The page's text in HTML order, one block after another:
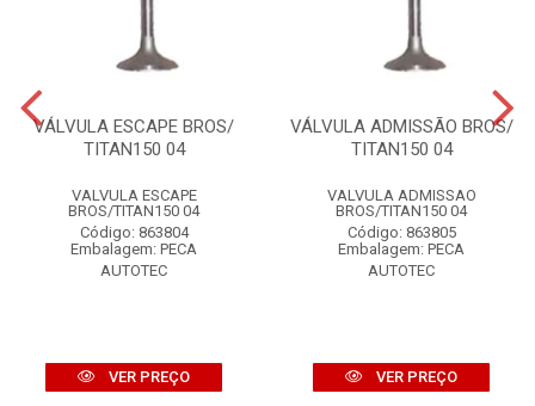
VÁLVULA ESCAPE BROS/
TITAN150 04
VALVULA ESCAPE
BROS/TITAN150 04
Código: 863804
Embalagem: PECA
AUTOTEC
VER PREÇO
VÁLVULA ADMISSÃO BROS/
TITAN150 04
VALVULA ADMISSAO
BROS/TITAN150 04
Código: 863805
Embalagem: PECA
AUTOTEC
VER PREÇO